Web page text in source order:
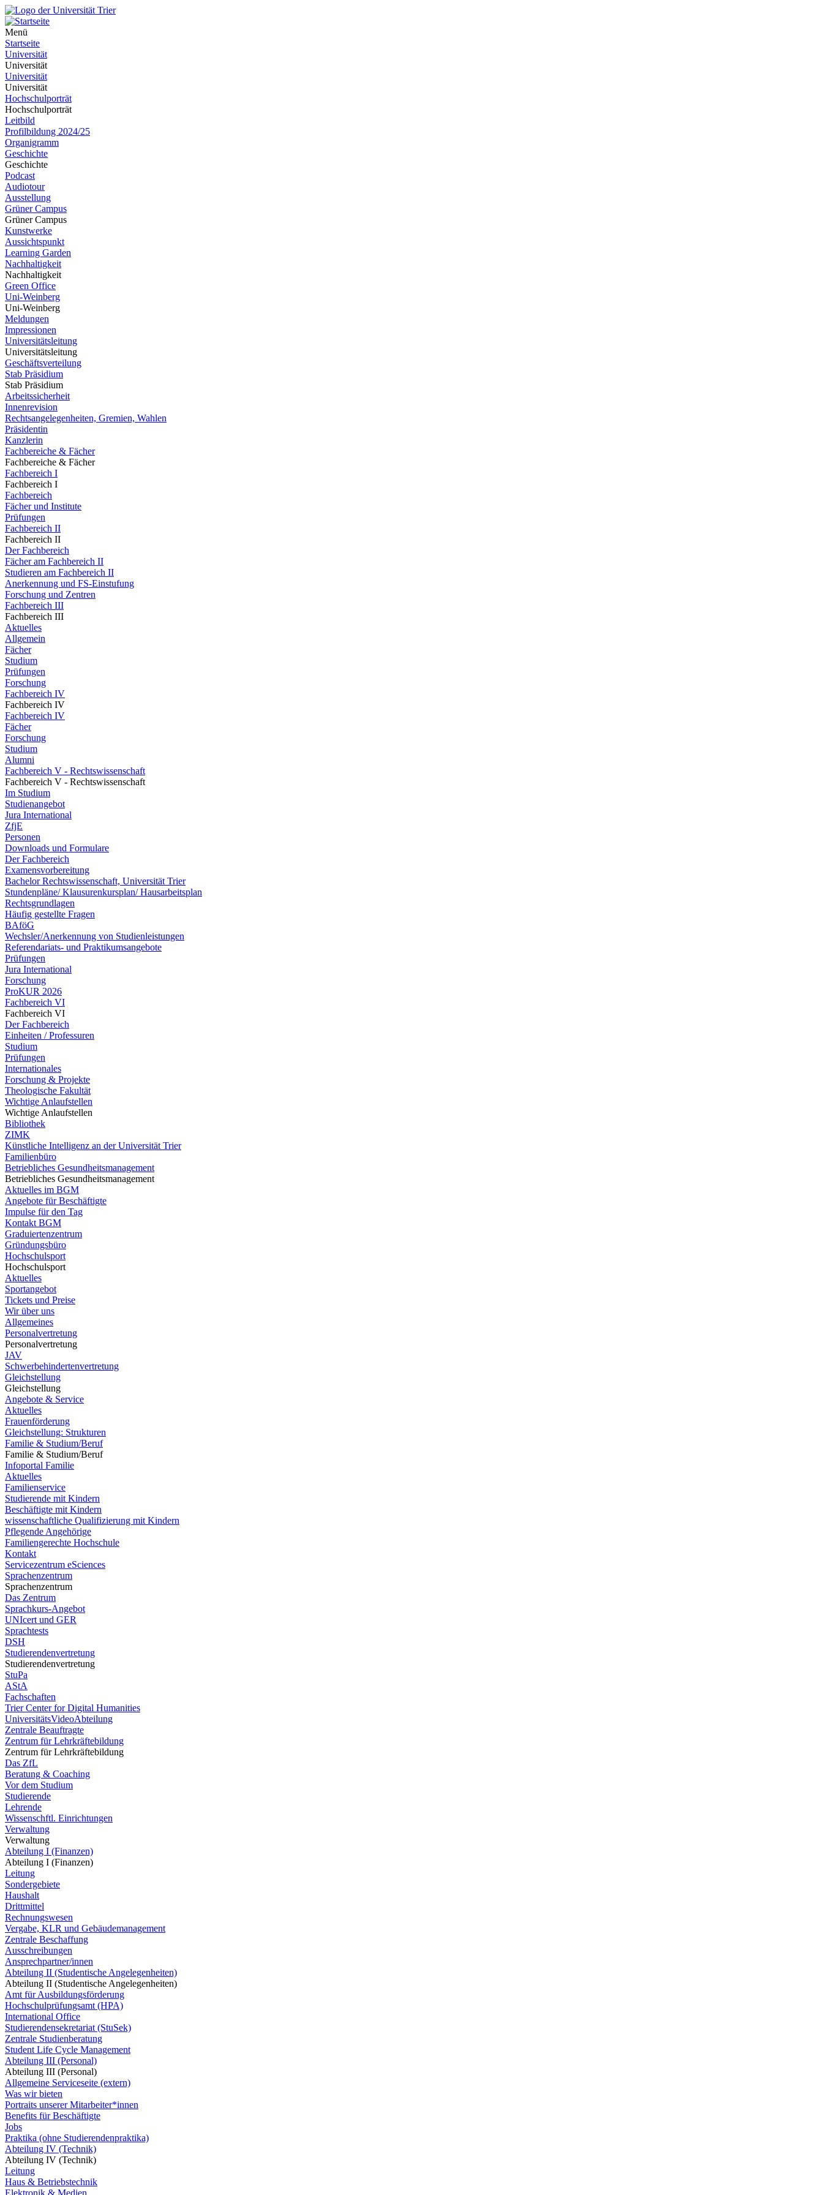
Menü
Startseite
Universität
Universität
Universität
Universität
Hochschulporträt
Hochschulporträt
Leitbild
Profilbildung 2024/25
Organigramm
Geschichte
Geschichte
Podcast
Audiotour
Ausstellung
Grüner Campus
Grüner Campus
Kunstwerke
Aussichtspunkt
Learning Garden
Nachhaltigkeit
Nachhaltigkeit
Green Office
Uni-Weinberg
Uni-Weinberg
Meldungen
Impressionen
Universitätsleitung
Universitätsleitung
Geschäftsverteilung
Stab Präsidium
Stab Präsidium
Arbeitssicherheit
Innenrevision
Rechtsangelegenheiten, Gremien, Wahlen
Präsidentin
Kanzlerin
Fachbereiche & Fächer
Fachbereiche & Fächer
Fachbereich I
Fachbereich I
Fachbereich
Fächer und Institute
Prüfungen
Fachbereich II
Fachbereich II
Der Fachbereich
Fächer am Fachbereich II
Studieren am Fachbereich II
Anerkennung und FS-Einstufung
Forschung und Zentren
Fachbereich III
Fachbereich III
Aktuelles
Allgemein
Fächer
Studium
Prüfungen
Forschung
Fachbereich IV
Fachbereich IV
Fachbereich IV
Fächer
Forschung
Studium
Alumni
Fachbereich V - Rechtswissenschaft
Fachbereich V - Rechtswissenschaft
Im Studium
Studienangebot
Jura International
ZfjE
Personen
Downloads und Formulare
Der Fachbereich
Examensvorbereitung
Bachelor Rechtswissenschaft, Universität Trier
Stundenpläne/ Klausurenkursplan/ Hausarbeitsplan
Rechtsgrundlagen
Häufig gestellte Fragen
BAföG
Wechsler/Anerkennung von Studienleistungen
Referendariats- und Praktikumsangebote
Prüfungen
Jura International
Forschung
ProKUR 2026
Fachbereich VI
Fachbereich VI
Der Fachbereich
Einheiten / Professuren
Studium
Prüfungen
Internationales
Forschung & Projekte
Theologische Fakultät
Wichtige Anlaufstellen
Wichtige Anlaufstellen
Bibliothek
ZIMK
Künstliche Intelligenz an der Universität Trier
Familienbüro
Betriebliches Gesundheitsmanagement
Betriebliches Gesundheitsmanagement
Aktuelles im BGM
Angebote für Beschäftigte
Impulse für den Tag
Kontakt BGM
Graduiertenzentrum
Gründungsbüro
Hochschulsport
Hochschulsport
Aktuelles
Sportangebot
Tickets und Preise
Wir über uns
Allgemeines
Personalvertretung
Personalvertretung
JAV
Schwerbehindertenvertretung
Gleichstellung
Gleichstellung
Angebote & Service
Aktuelles
Frauenförderung
Gleichstellung: Strukturen
Familie & Studium/Beruf
Familie & Studium/Beruf
Infoportal Familie
Aktuelles
Familienservice
Studierende mit Kindern
Beschäftigte mit Kindern
wissenschaftliche Qualifizierung mit Kindern
Pflegende Angehörige
Familiengerechte Hochschule
Kontakt
Servicezentrum eSciences
Sprachenzentrum
Sprachenzentrum
Das Zentrum
Sprachkurs-Angebot
UNIcert und GER
Sprachtests
DSH
Studierendenvertretung
Studierendenvertretung
StuPa
AStA
Fachschaften
Trier Center for Digital Humanities
UniversitätsVideoAbteilung
Zentrale Beauftragte
Zentrum für Lehrkräftebildung
Zentrum für Lehrkräftebildung
Das ZfL
Beratung & Coaching
Vor dem Studium
Studierende
Lehrende
Wissenschftl. Einrichtungen
Verwaltung
Verwaltung
Abteilung I (Finanzen)
Abteilung I (Finanzen)
Leitung
Sondergebiete
Haushalt
Drittmittel
Rechnungswesen
Vergabe, KLR und Gebäudemanagement
Zentrale Beschaffung
Ausschreibungen
Ansprechpartner/innen
Abteilung II (Studentische Angelegenheiten)
Abteilung II (Studentische Angelegenheiten)
Amt für Ausbildungsförderung
Hochschulprüfungsamt (HPA)
International Office
Studierendensekretariat (StuSek)
Zentrale Studienberatung
Student Life Cycle Management
Abteilung III (Personal)
Abteilung III (Personal)
Allgemeine Serviceseite (extern)
Was wir bieten
Portraits unserer Mitarbeiter*innen
Benefits für Beschäftigte
Jobs
Praktika (ohne Studierendenpraktika)
Abteilung IV (Technik)
Abteilung IV (Technik)
Leitung
Haus & Betriebstechnik
Elektronik & Medien